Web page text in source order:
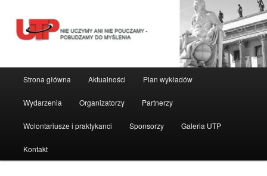
Strona główna Aktualności Plan wykładów
Wydarzenia Organizatorzy Partnerzy
Wolontariusze i praktykanci Sponsorzy Galeria UTP
Kontakt